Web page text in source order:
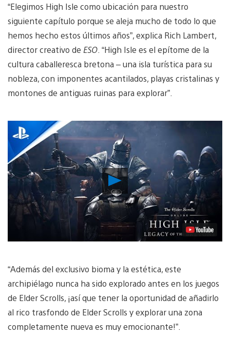
“Elegimos High Isle como ubicación para nuestro
siguiente capítulo porque se aleja mucho de todo lo que
hemos hecho estos últimos años”, explica Rich Lambert,
director creativo de ESO . “High Isle es el epítome de la
cultura caballeresca bretona – una isla turística para su
nobleza, con imponentes acantilados, playas cristalinas y
montones de antiguas ruinas para explorar”.
Reproducir
vídeo
“Además del exclusivo bioma y la estética, este
archipiélago nunca ha sido explorado antes en los juegos
de Elder Scrolls, ¡así que tener la oportunidad de añadirlo
al rico trasfondo de Elder Scrolls y explorar una zona
completamente nueva es muy emocionante!”.